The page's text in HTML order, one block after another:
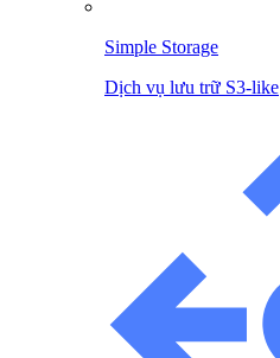
Simple Storage
Dịch vụ lưu trữ S3-like